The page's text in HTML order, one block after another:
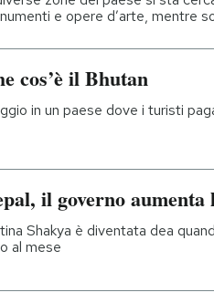
e opere d’arte, mentre
cos’è il Bhutan
in un paese dove i turisti
il governo
Shakya è diventata dea
al mese